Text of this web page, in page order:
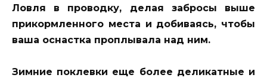
Ловля в проводку, делая забросы выше
прикормленного места и добиваясь, чтобы
ваша оснастка проплывала над ним.
Зимние поклевки еще более деликатные и